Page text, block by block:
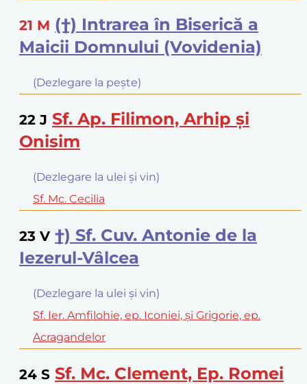
21 M (†) Intrarea în Biserică a
Maicii Domnului (Vovidenia)
(Dezlegare la peşte)
22 J Sf. Ap. Filimon, Arhip şi
Onisim
(Dezlegare la ulei şi vin)
Sf. Mc. Cecilia
23 V †) Sf. Cuv. Antonie de la
Iezerul-Vâlcea
(Dezlegare la ulei şi vin)
Sf. Ier. Amfilohie, ep. Iconiei, şi Grigorie, ep.
Acragandelor
24 S Sf. Mc. Clement, Ep. Romei